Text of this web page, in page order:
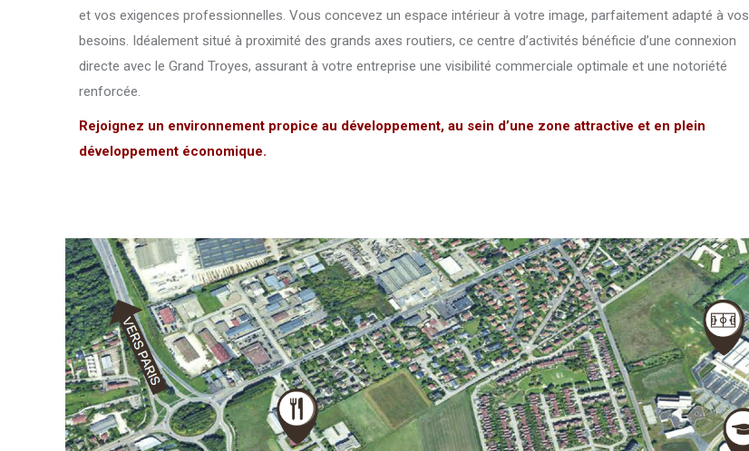
et vos exigences professionnelles. Vous concevez un espace intérieur à votre image, parfaitement adapté à vos
besoins. Idéalement situé à proximité des grands axes routiers, ce centre d’activités bénéficie d’une connexion
directe avec le Grand Troyes, assurant à votre entreprise une visibilité commerciale optimale et une notoriété
renforcée.
Rejoignez un environnement propice au développement, au sein d’une zone attractive et en plein
développement économique.